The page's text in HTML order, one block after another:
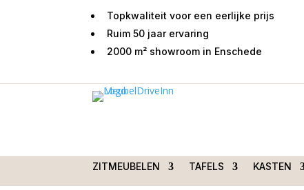
Topkwaliteit voor een eerlijke prijs
Ruim 50 jaar ervaring
2000 m² showroom in Enschede
ZITMEUBELEN TAFELS KASTEN